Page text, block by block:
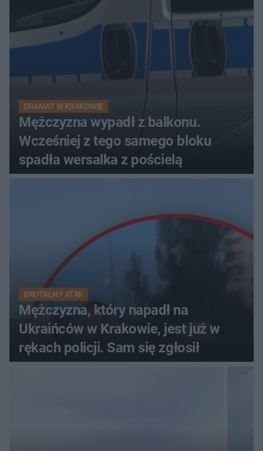
DRAMAT W KRAKOWIE
Mężczyzna wypadł z balkonu.
Wcześniej z tego samego bloku
spadła wersalka z pościelą
BRUTALNY ATAK
Mężczyzna, który napadł na
Ukraińców w Krakowie, jest już w
rękach policji. Sam się zgłosił